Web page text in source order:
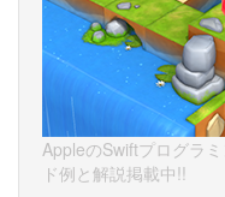
AppleのSwiftプログラ
ド例と解説掲載中!!